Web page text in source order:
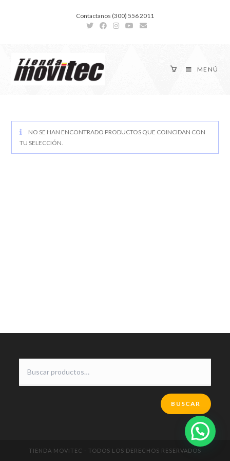
Contactanos (300) 556 2011
MENÚ
NO SE HAN ENCONTRADO PRODUCTOS QUE COINCIDAN CON
TU SELECCIÓN.
BUSCAR
TIENDA MOVITEC - TODOS LOS DERECHOS RESERVADOS